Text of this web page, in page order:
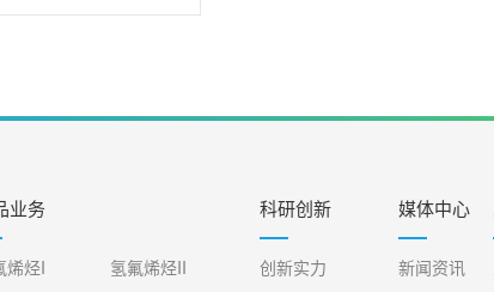
业务
烯烃I
氢氟烯烃II
科研创新
创新实力
媒体中心
新闻资讯